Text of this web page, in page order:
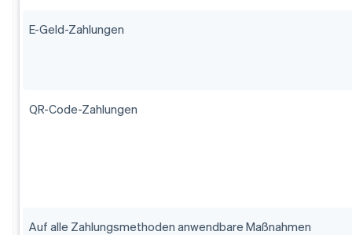
E-Geld-Zahlungen
QR-Code-Zahlungen
Auf alle Zahlungsmethoden anwendbare Maßnahmen